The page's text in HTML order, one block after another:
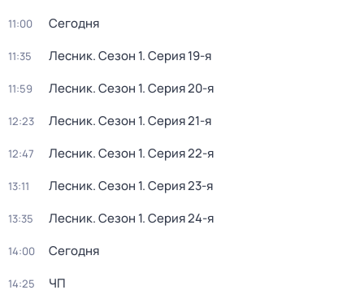
11:00 Сегодня
11:35 Лесник. Сезон 1. Серия 19-я
11:59 Лесник. Сезон 1. Серия 20-я
12:23 Лесник. Сезон 1. Серия 21-я
12:47 Лесник. Сезон 1. Серия 22-я
13:11 Лесник. Сезон 1. Серия 23-я
13:35 Лесник. Сезон 1. Серия 24-я
14:00 Сегодня
14:25 ЧП